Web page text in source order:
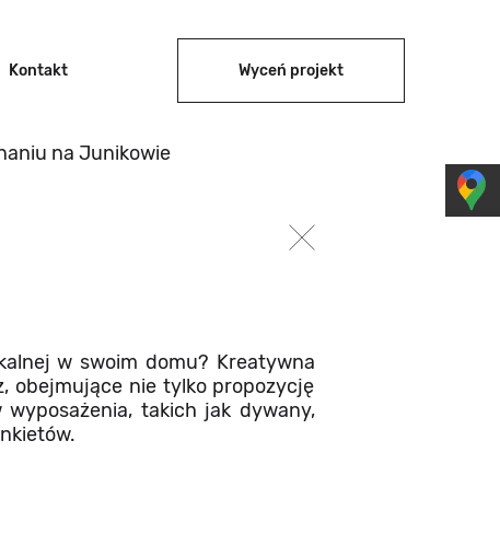
Kontakt Wyceń projekt
na Junikowie
w swoim domu? Kreatywna
obejmujące nie tylko propozycję
takich jak dywany,